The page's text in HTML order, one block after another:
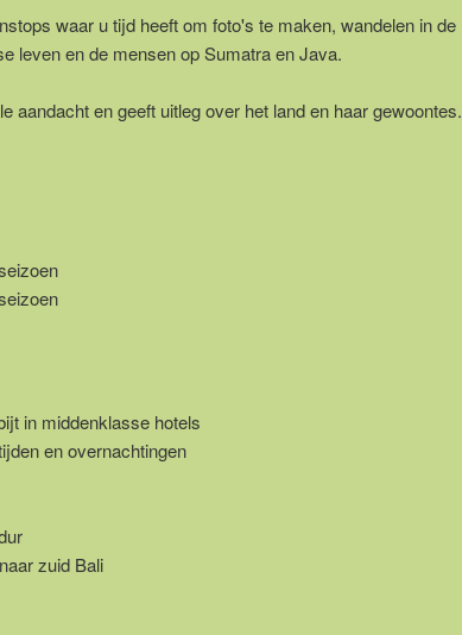
waar u tijd heeft om foto's te maken, wandelen in de
leven en de mensen op Sumatra en Java.
aandacht en geeft uitleg over het land en haar gewoontes.
in middenklasse hotels
en overnachtingen
zuid Bali